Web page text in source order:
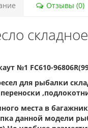
Отзывы (0)
№1 FC610-
для рыбалки
места в
данной модели